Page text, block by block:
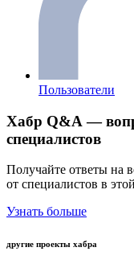
Пользователи
Хабр Q&A —
специалистов
Получайте ответы на
от специалистов в
Узнать больше
другие проекты хабра